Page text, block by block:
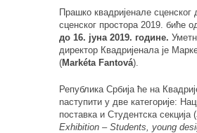
Прашко квадријеналe сценског
сценског простора 2019. биће
до 16. јуна 2019. године.
директор Квадријенала је
(Markéta Fantová).
Република Србија ће на
nаступити у две категорије:
поставка и Студентска секција (
Exhibition – Students, young